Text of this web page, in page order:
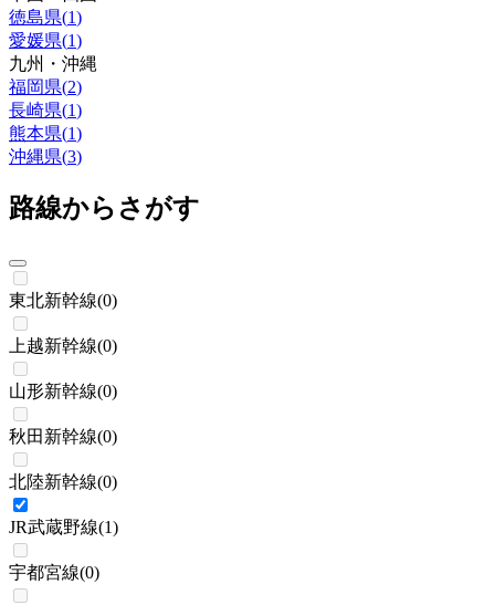
徳島県(1)
愛媛県(1)
九州・沖縄
福岡県(2)
長崎県(1)
熊本県(1)
沖縄県(3)
路線からさがす
東北新幹線(0)
上越新幹線(0)
山形新幹線(0)
秋田新幹線(0)
北陸新幹線(0)
JR武蔵野線(1)
宇都宮線(0)